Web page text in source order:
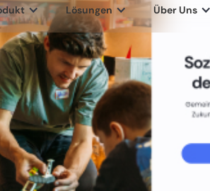
Lösungen Über Uns